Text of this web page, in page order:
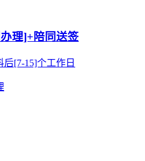
理]+陪同送签
[7-15]个工作日